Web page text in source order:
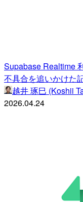
Supabase Realtime
不具合を追いかけた
越井 琢巳 (Koshii
2026.04.24